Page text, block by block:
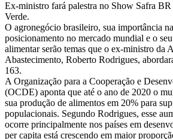
Ex-ministro fará palestra no Show Safra
Verde.
O agronegócio brasileiro, sua importância
posicionamento no mercado mundial e o
alimentar serão temas que o ex-ministro da
Abastecimento, Roberto Rodrigues,
163.
A Organização para a Cooperação e
(OCDE) aponta que até o ano de 2020 o
sua produção de alimentos em 20% para
populacionais. Segundo Rodrigues, esse
ocorre principalmente nos países em
per capita está crescendo em maior